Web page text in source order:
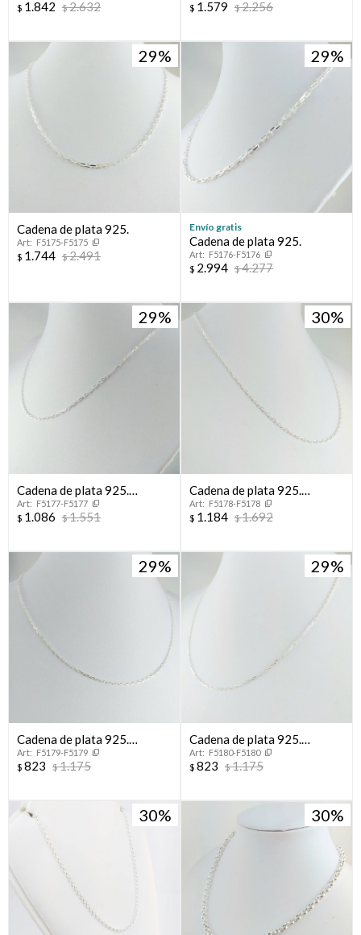
$ 1.842 $2.632 $ 1.579 $2.256
29
Cadena de plata 925.
F5175-F5175
$ 1.744 $2.491
29
Envío gratis
Cadena de plata 925.
F5176-F5176
$ 2.994 $4.277
29
Cadena de plata 925.
Modelo, FORCET, 40 cm
F5177-F5177
$ 1.086 $1.551
30
Cadena de plata 925.
Modelo, FORCET, 45 cm
F5178-F5178
$ 1.184 $1.692
29
Cadena de plata 925.
Modelo, FORCET, 40 cm.
F5179-F5179
$ 823 $1.175
29
Cadena de plata 925.
Modelo, FORCET, 45 cm.
F5180-F5180
$ 823 $1.175
30 30